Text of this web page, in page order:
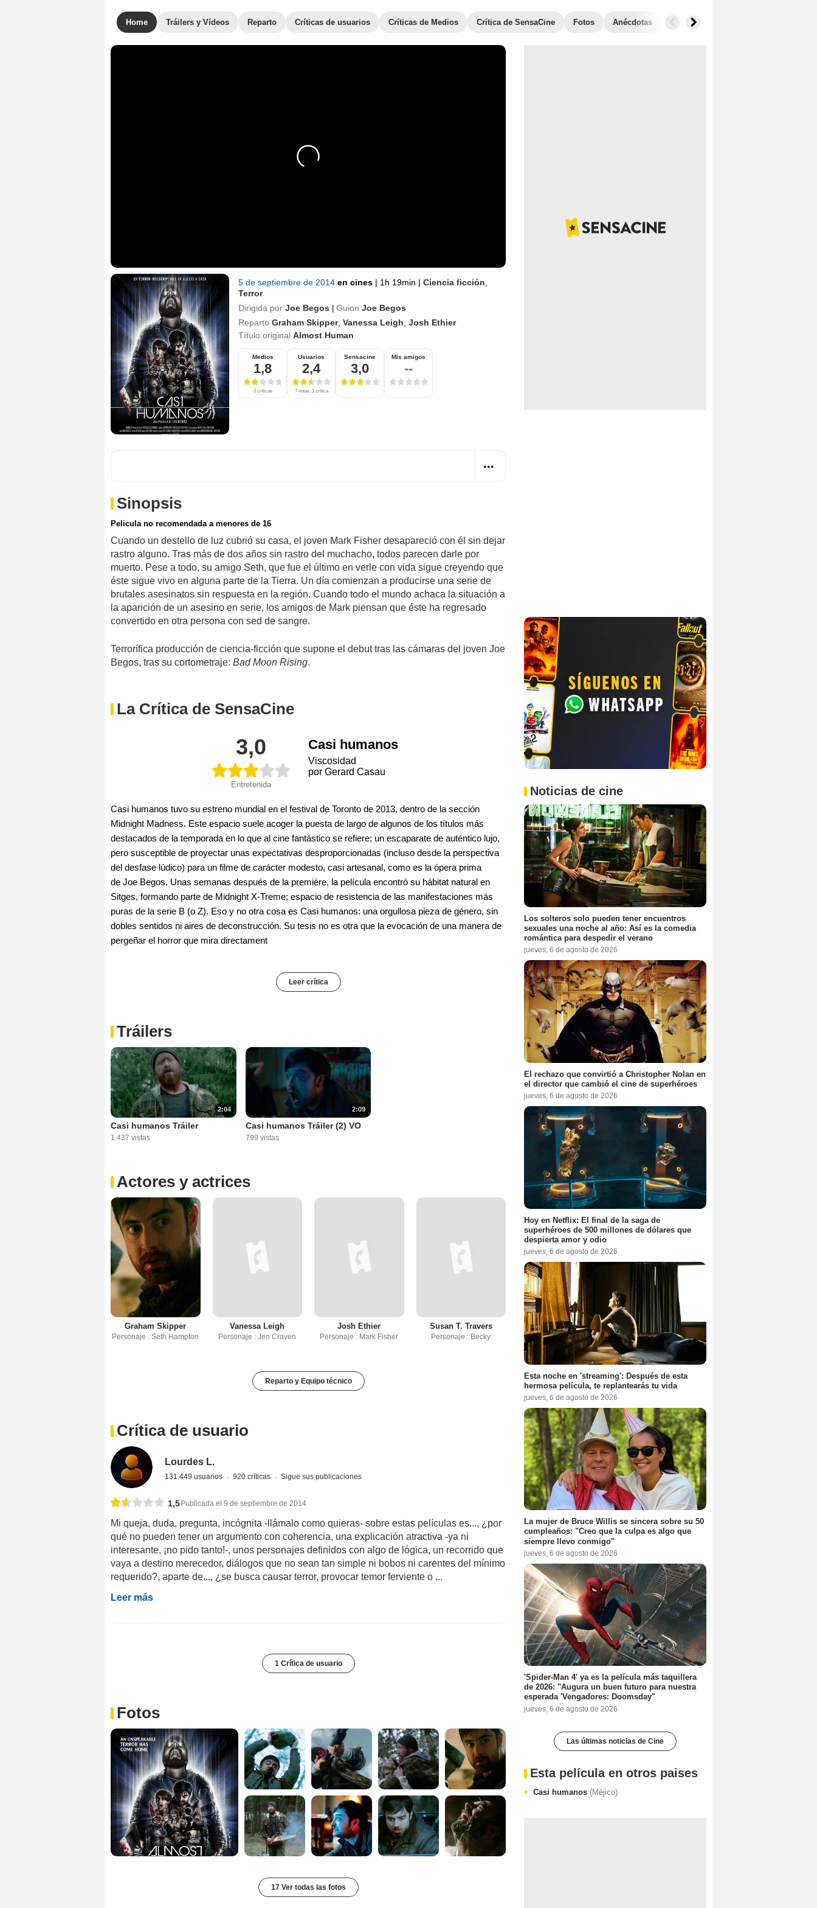
Home Tráilers y Vídeos Reparto Críticas de usuarios Críticas de Medios Crítica de SensaCine Fotos Anécdotas Películas similares
5 de septiembre de 2014 en cines | 1h 19min | Ciencia ficción
Terror
Dirigida por Joe Begos | Guion Joe Begos
Reparto Graham Skipper, Vanessa Leigh Josh Ethier
Título original Almost Human
Medios
1,8
3 críticas
Usuarios
2,4
7 notas, 1 crítica
Sensacine
3,0
Mis amigos
--
Sinopsis
Pelicula no recomendada a menores de 16
Cuando un destello de luz cubrió su casa, el joven Mark Fisher desapareció con él sin dejar
rastro alguno. Tras más de dos años sin rastro del muchacho, todos parecen darle por
muerto. Pese a todo, su amigo Seth, que fue el último en verle con vida sigue creyendo que
éste sigue vivo en alguna parte de la Tierra. Un día comienzan a producirse una serie de
brutales asesinatos sin respuesta en la región. Cuando todo el mundo achaca la situación a
la aparición de un asesino en serie, los amigos de Mark piensan que éste ha regresado
convertido en otra persona con sed de sangre.
Terrorífica producción de ciencia-ficción que supone el debut tras las cámaras del joven Joe
Begos, tras su cortometraje: Bad Moon Rising.
La Crítica de SensaCine
3,0
Entretenida
Casi humanos
Viscosidad
por Gerard Casau
Casi humanos tuvo su estreno mundial en el festival de Toronto de 2013, dentro de la sección
Midnight Madness. Este espacio suele acoger la puesta de largo de algunos de los títulos más
destacados de la temporada en lo que al cine fantástico se refiere; un escaparate de auténtico lujo,
pero susceptible de proyectar unas expectativas desproporcionadas (incluso desde la perspectiva
del desfase lúdico) para un filme de carácter modesto, casi artesanal, como es la ópera prima
de Joe Begos. Unas semanas después de la première, la película encontró su hábitat natural en
Sitges, formando parte de Midnight X-Treme; espacio de resistencia de las manifestaciones más
puras de la serie B (o Z). Eso y no otra cosa es Casi humanos: una orgullosa pieza de género, sin
dobles sentidos ni aires de deconstrucción. Su tesis no es otra que la evocación de una manera de
pergeñar el horror que mira directament
Leer crítica
Tráilers
2:04
Casi humanos Tráiler
1.437 vistas
2:09
Casi humanos Tráiler (2) VO
799 vistas
Actores y actrices
Graham Skipper
Personaje : Seth Hampton
Vanessa Leigh
Personaje : Jen Craven
Josh Ethier
Personaje : Mark Fisher
Susan T. Travers
Personaje : Becky
Reparto y Equipo técnico
Crítica de usuario
Lourdes L.
131.449 usuarios 920 críticas Sigue sus publicaciones
1,5Publicada el 9 de septiembre de 2014
Mi queja, duda, pregunta, incógnita -llámalo como quieras- sobre estas películas es..., ¿por
qué no pueden tener un argumento con coherencia, una explicación atractiva -ya ni
interesante, ¡no pido tanto!-, unos personajes definidos con algo de lógica, un recorrido que
vaya a destino merecedor, diálogos que no sean tan simple ni bobos ni carentes del mínimo
requerido?, aparte de..., ¿se busca causar terror, provocar temor ferviente o ...
Leer más
1 Crítica de usuario
Fotos
17 Ver todas las fotos
Noticias de cine
Los solteros solo pueden tener encuentros
sexuales una noche al año: Así es la comedia
romántica para despedir el verano
jueves, 6 de agosto de 2026
El rechazo que convirtió a Christopher Nolan en
el director que cambió el cine de superhéroes
jueves, 6 de agosto de 2026
Hoy en Netflix: El final de la saga de
superhéroes de 500 millones de dólares que
despierta amor y odio
jueves, 6 de agosto de 2026
Esta noche en 'streaming': Después de esta
hermosa película, te replantearás tu vida
jueves, 6 de agosto de 2026
La mujer de Bruce Willis se sincera sobre su 50
cumpleaños: "Creo que la culpa es algo que
siempre llevo conmigo"
jueves, 6 de agosto de 2026
'Spider-Man 4' ya es la película más taquillera
de 2026: "Augura un buen futuro para nuestra
esperada 'Vengadores: Doomsday"
jueves, 6 de agosto de 2026
Las últimas noticias de Cine
Esta película en otros paises
Casi humanos (Méjico)